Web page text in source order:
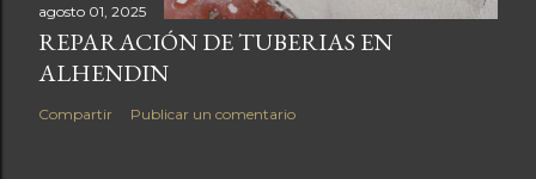
agosto 01, 2025
REPARACIÓN DE TUBERIAS EN
ALHENDIN
Compartir Publicar un comentario